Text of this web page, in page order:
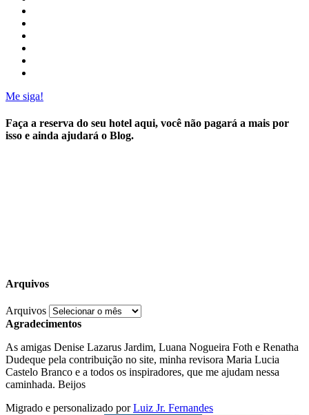
Me siga!
Faça a reserva do seu hotel aqui, você não pagará a mais por
isso e ainda ajudará o Blog.
Arquivos
Arquivos
Agradecimentos
As amigas Denise Lazarus Jardim, Luana Nogueira Foth e Renatha
Dudeque pela contribuição no site, minha revisora Maria Lucia
Castelo Branco e a todos os inspiradores, que me ajudam nessa
caminhada. Beijos
Migrado e personalizado porLuiz Jr. Fernandes